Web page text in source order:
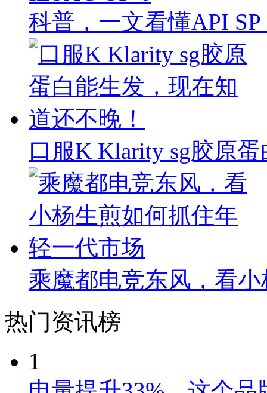
科普，一文看懂API
口服K Klarity sg胶原
乘魔都电竞东风，看
热门资讯榜
1